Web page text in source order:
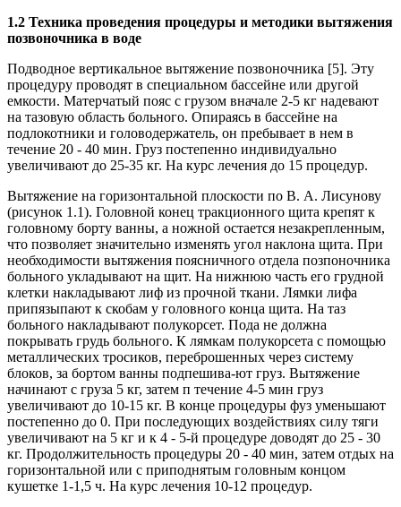
1.2 Техника проведения процедуры и методики вытяжения
позвоночника в воде
Подводное вертикальное вытяжение позвоночника [5]. Эту
процедуру проводят в специальном бассейне или другой
емкости. Матерчатый пояс с грузом вначале 2-5 кг надевают
на тазовую область больного. Опираясь в бассейне на
подлокотники и головодержатель, он пребывает в нем в
течение 20 - 40 мин. Груз постепенно индивидуально
увеличивают до 25-35 кг. На курс лечения до 15 процедур.
Вытяжение на горизонтальной плоскости по В. А. Лисунову
(рисунок 1.1). Головной конец тракционного щита крепят к
головному борту ванны, а ножной остается незакрепленным,
что позволяет значительно изменять угол наклона щита. При
необходимости вытяжения поясничного отдела позпоночника
больного укладывают на щит. На нижнюю часть его грудной
клетки накладывают лиф из прочной ткани. Лямки лифа
припязыпают к скобам у головного конца щита. На таз
больного накладывают полукорсет. Пода не должна
покрывать грудь больного. К лямкам полукорсета с помощью
металлических тросиков, переброшенных через систему
блоков, за бортом ванны подпешива-ют груз. Вытяжение
начинают с груза 5 кг, затем п течение 4-5 мин груз
увеличивают до 10-15 кг. В конце процедуры фуз уменьшают
постепенно до 0. При последующих воздействиях силу тяги
увеличивают на 5 кг и к 4 - 5-й процедуре доводят до 25 - 30
кг. Продолжительность процедуры 20 - 40 мин, затем отдых на
горизонтальной или с приподнятым головным концом
кушетке 1-1,5 ч. На курс лечения 10-12 процедур.